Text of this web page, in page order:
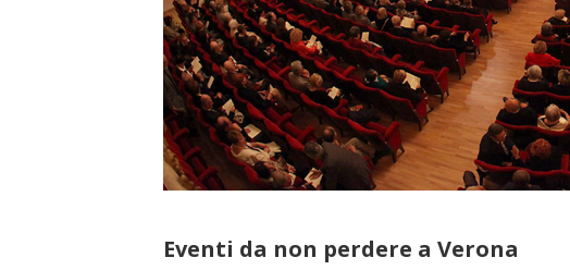
Eventi da non perdere a Verona